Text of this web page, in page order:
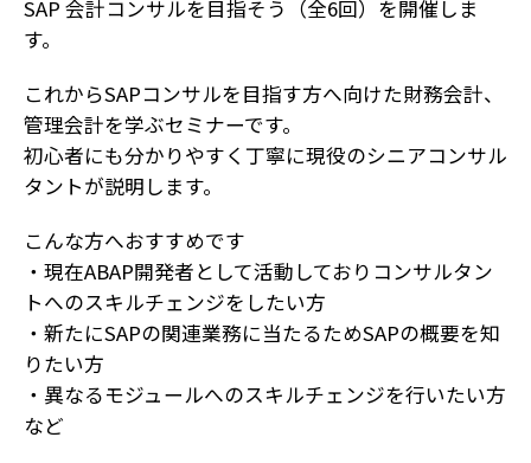
SAP 会計コンサルを目指そう（全6回）を開催しま
す。
これからSAPコンサルを目指す方へ向けた財務会計、
管理会計を学ぶセミナーです。
初心者にも分かりやすく丁寧に現役のシニアコンサル
タントが説明します。
こんな方へおすすめです
・現在ABAP開発者として活動しておりコンサルタン
トへのスキルチェンジをしたい方
・新たにSAPの関連業務に当たるためSAPの概要を知
りたい方
・異なるモジュールへのスキルチェンジを行いたい方
など